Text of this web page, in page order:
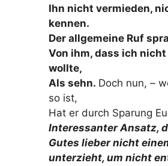
Ihn nicht vermieden,
kennen.
Der allgemeine Ruf
Von ihm, dass ich
wollte,
Als sehn. Doch nun, –
so ist,
Hat er durch Sparung
Interessanter Ansatz,
Gutes lieber nicht
unterzieht, um nicht